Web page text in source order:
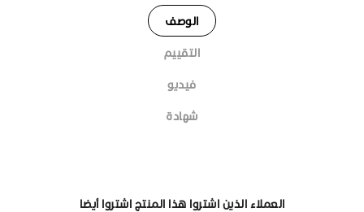
الوصف
التقييم
فيديو
شهادة
العملاء الذين اشتروا هذا المنتج اشتروا أيضا